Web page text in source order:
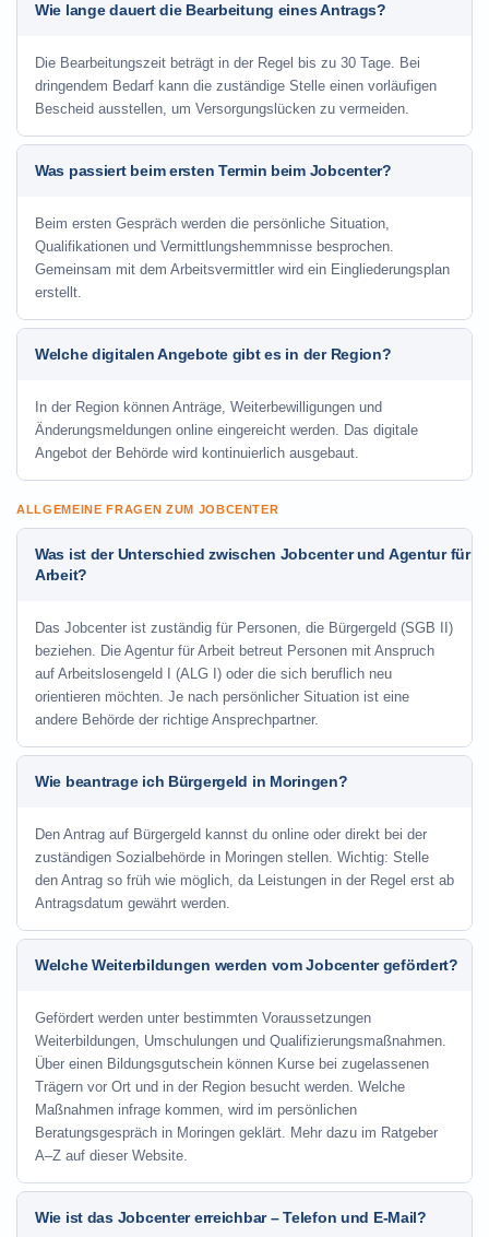
Wie lange dauert die Bearbeitung eines Antrags?
Die Bearbeitungszeit beträgt in der Regel bis zu 30 Tage. Bei
dringendem Bedarf kann die zuständige Stelle einen vorläufigen
Bescheid ausstellen, um Versorgungslücken zu vermeiden.
Was passiert beim ersten Termin beim Jobcenter?
Beim ersten Gespräch werden die persönliche Situation,
Qualifikationen und Vermittlungshemmnisse besprochen.
Gemeinsam mit dem Arbeitsvermittler wird ein Eingliederungsplan
erstellt.
Welche digitalen Angebote gibt es in der Region?
In der Region können Anträge, Weiterbewilligungen und
Änderungsmeldungen online eingereicht werden. Das digitale
Angebot der Behörde wird kontinuierlich ausgebaut.
ALLGEMEINE FRAGEN ZUM JOBCENTER
Was ist der Unterschied zwischen Jobcenter und Agentur für
Arbeit?
Das Jobcenter ist zuständig für Personen, die Bürgergeld (SGB II)
beziehen. Die Agentur für Arbeit betreut Personen mit Anspruch
auf Arbeitslosengeld I (ALG I) oder die sich beruflich neu
orientieren möchten. Je nach persönlicher Situation ist eine
andere Behörde der richtige Ansprechpartner.
Wie beantrage ich Bürgergeld in Moringen?
Den Antrag auf Bürgergeld kannst du online oder direkt bei der
zuständigen Sozialbehörde in Moringen stellen. Wichtig: Stelle
den Antrag so früh wie möglich, da Leistungen in der Regel erst ab
Antragsdatum gewährt werden.
Welche Weiterbildungen werden vom Jobcenter gefördert?
Gefördert werden unter bestimmten Voraussetzungen
Weiterbildungen, Umschulungen und Qualifizierungsmaßnahmen.
Über einen Bildungsgutschein können Kurse bei zugelassenen
Trägern vor Ort und in der Region besucht werden. Welche
Maßnahmen infrage kommen, wird im persönlichen
Beratungsgespräch in Moringen geklärt. Mehr dazu im Ratgeber
A–Z auf dieser Website.
Wie ist das Jobcenter erreichbar – Telefon und E-Mail?